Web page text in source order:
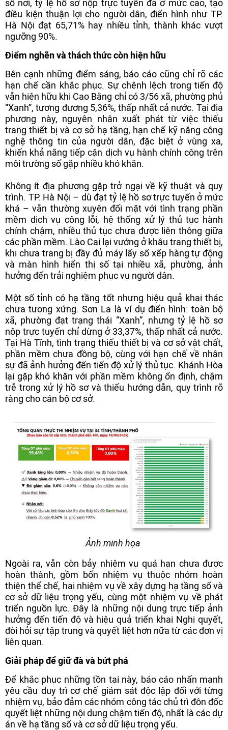
số nơi, tỷ lệ hồ sơ nộp trực tuyến đã ở mức cao, tạo
điều kiện thuận lợi cho người dân, điển hình như TP.
Hà Nội đạt 65,71% hay nhiều tỉnh, thành khác vượt
ngưỡng 90%.
Điểm nghẽn và thách thức còn hiện hữu
Bên cạnh những điểm sáng, báo cáo cũng chỉ rõ các
hạn chế cần khắc phục. Sự chênh lệch trong tiến độ
vẫn hiện hữu khi Cao Bằng chỉ có 3/56 xã, phường phủ
“Xanh”, tương đương 5,36%, thấp nhất cả nước. Tại địa
phương này, nguyên nhân xuất phát từ việc thiếu
trang thiết bị và cơ sở hạ tầng, hạn chế kỹ năng công
nghệ thông tin của người dân, đặc biệt ở vùng xa,
khiến khả năng tiếp cận dịch vụ hành chính công trên
môi trường số gặp nhiều khó khăn.
Không ít địa phương gặp trở ngại về kỹ thuật và quy
trình. TP. Hà Nội – dù đạt tỷ lệ hồ sơ trực tuyến ở mức
khá – vẫn thường xuyên đối mặt với tình trạng phần
mềm dịch vụ công lỗi, hệ thống xử lý thủ tục hành
chính chậm, nhiều thủ tục chưa được liên thông giữa
các phần mềm. Lào Cai lại vướng ở khâu trang thiết bị,
khi chưa trang bị đầy đủ máy lấy số xếp hàng tự động
và màn hình hiển thị số tại nhiều xã, phường, ảnh
hưởng đến trải nghiệm phục vụ người dân.
Một số tỉnh có hạ tầng tốt nhưng hiệu quả khai thác
chưa tương xứng. Sơn La là ví dụ điển hình: toàn bộ
xã, phường đạt trạng thái “Xanh”, nhưng tỷ lệ hồ sơ
nộp trực tuyến chỉ dừng ở 33,37%, thấp nhất cả nước.
Tại Hà Tĩnh, tình trạng thiếu thiết bị và cơ sở vật chất,
phần mềm chưa đồng bộ, cùng với hạn chế về nhân
sự đã ảnh hưởng đến tiến độ xử lý thủ tục. Khánh Hòa
lại gặp khó khăn với phần mềm không ổn định, chậm
trễ trong xử lý hồ sơ và thiếu hướng dẫn, quy trình rõ
ràng cho cán bộ cơ sở.
Ảnh minh họa
Ngoài ra, vẫn còn bảy nhiệm vụ quá hạn chưa được
hoàn thành, gồm bốn nhiệm vụ thuộc nhóm hoàn
thiện thể chế, hai nhiệm vụ về xây dựng hạ tầng số và
cơ sở dữ liệu trọng yếu, cùng một nhiệm vụ về phát
triển nguồn lực. Đây là những nội dung trực tiếp ảnh
hưởng đến tiến độ và hiệu quả triển khai Nghị quyết,
đòi hỏi sự tập trung và quyết liệt hơn nữa từ các đơn vị
liên quan.
Giải pháp để giữ đà và bứt phá
Để khắc phục những tồn tại này, báo cáo nhấn mạnh
yêu cầu duy trì cơ chế giám sát độc lập đối với từng
nhiệm vụ, bảo đảm các nhóm công tác chủ trì đôn đốc
quyết liệt những nội dung chậm tiến độ, nhất là các dự
án về hạ tầng số và cơ sở dữ liệu trọng yếu.